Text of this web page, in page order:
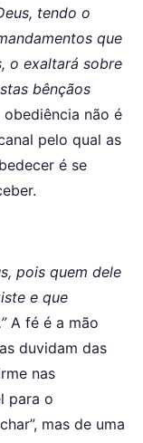
tendo o
que
o exaltará sobre
bênçãos
não é
pelo qual as
é se
pois quem dele
e que
A fé é a mão
duvidam das
nas
para o
mas de uma